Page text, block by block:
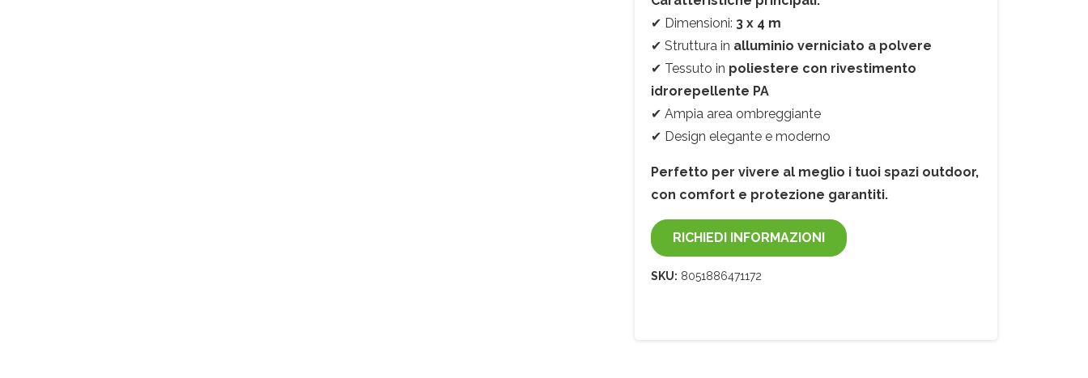
✔ Dimensioni: 3 x 4 m
✔ Struttura in alluminio verniciato a polvere
✔ Tessuto in poliestere con rivestimento
idrorepellente PA
✔ Ampia area ombreggiante
✔ Design elegante e moderno
Perfetto per vivere al meglio i tuoi spazi outdoor,
con comfort e protezione garantiti.
RICHIEDI INFORMAZIONI
SKU: 8051886471172